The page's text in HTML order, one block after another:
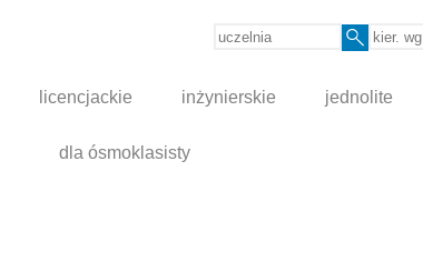
licencjackie inżynierskie jednolite
dla ósmoklasisty